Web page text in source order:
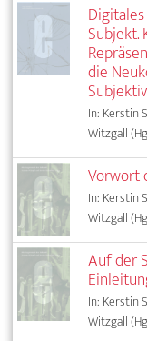
Subjekt.
die
In: Kerstin
Witzgall
Vorwort
In: Kerstin
Witzgall
Auf der
In: Kerstin
Witzgall